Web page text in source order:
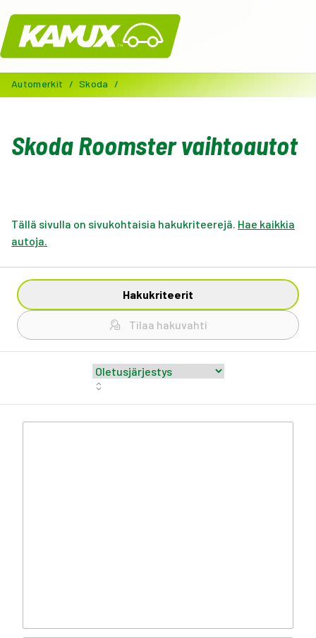
Kamux
Automerkit / Skoda /
Skoda Roomster vaihtoautot
Tällä sivulla on sivukohtaisia hakukriteerejä. Hae kaikkia
autoja.
Hakukriteerit
Tilaa hakuvahti